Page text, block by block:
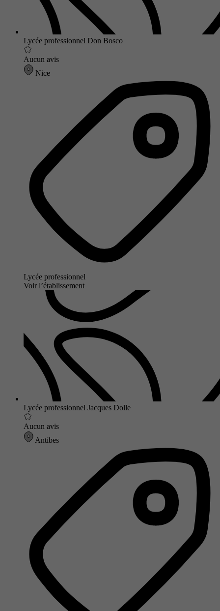
Lycée professionnel Don Bosco
Aucun avis
Nice
Lycée professionnel
Voir l’établissement
Lycée professionnel Jacques Dolle
Aucun avis
Antibes